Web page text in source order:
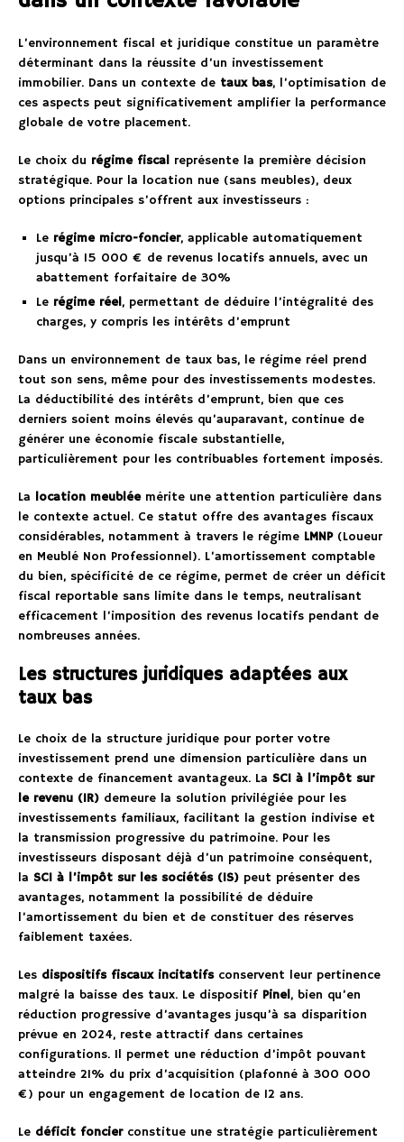
L’environnement fiscal et juridique constitue un paramètre
déterminant dans la réussite d’un investissement
immobilier. Dans un contexte de taux bas, l’optimisation de
ces aspects peut significativement amplifier la performance
globale de votre placement.
Le choix du régime fiscal représente la première décision
stratégique. Pour la location nue (sans meubles), deux
options principales s’offrent aux investisseurs :
Le régime micro-foncier, applicable automatiquement
jusqu’à 15 000 € de revenus locatifs annuels, avec un
abattement forfaitaire de 30%
Le régime réel, permettant de déduire l’intégralité des
charges, y compris les intérêts d’emprunt
Dans un environnement de taux bas, le régime réel prend
tout son sens, même pour des investissements modestes.
La déductibilité des intérêts d’emprunt, bien que ces
derniers soient moins élevés qu’auparavant, continue de
générer une économie fiscale substantielle,
particulièrement pour les contribuables fortement imposés.
La location meubléemérite une attention particulière dans
le contexte actuel. Ce statut offre des avantages fiscaux
considérables, notamment à travers le régime LMNP(Loueur
en Meublé Non Professionnel). L’amortissement comptable
du bien, spécificité de ce régime, permet de créer un déficit
fiscal reportable sans limite dans le temps, neutralisant
efficacement l’imposition des revenus locatifs pendant de
nombreuses années.
Les structures juridiques adaptées aux
taux bas
Le choix de la structure juridique pour porter votre
investissement prend une dimension particulière dans un
contexte de financement avantageux. La SCI à l’impôt sur
le revenu (IR) demeure la solution privilégiée pour les
investissements familiaux, facilitant la gestion indivise et
la transmission progressive du patrimoine. Pour les
investisseurs disposant déjà d’un patrimoine conséquent,
la SCI à l’impôt sur les sociétés (IS) peut présenter des
avantages, notamment la possibilité de déduire
l’amortissement du bien et de constituer des réserves
faiblement taxées.
Les dispositifs fiscaux incitatifsconservent leur pertinence
malgré la baisse des taux. Le dispositif Pinel, bien qu’en
réduction progressive d’avantages jusqu’à sa disparition
prévue en 2024, reste attractif dans certaines
configurations. Il permet une réduction d’impôt pouvant
atteindre 21% du prix d’acquisition (plafonné à 300 000
€) pour un engagement de location de 12 ans.
Le déficit foncierconstitue une stratégie particulièrement